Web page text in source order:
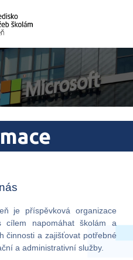
je příspěvková organizace
cílem napomáhat školám a
činnosti a zajišťovat potřebné
a administrativní služby.